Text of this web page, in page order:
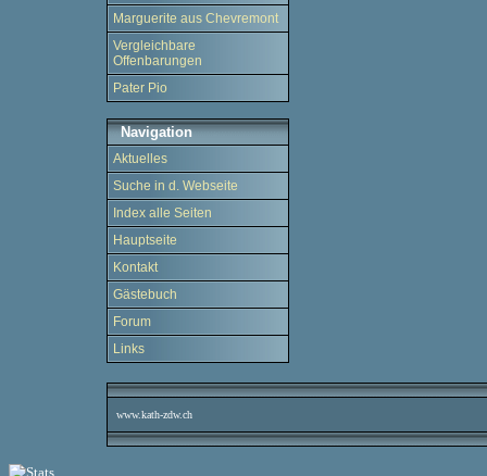
Marguerite aus Chevremont
Vergleichbare
Offenbarungen
Pater Pio
Navigation
Aktuelles
Suche in d. Webseite
Index alle Seiten
Hauptseite
Kontakt
Gästebuch
Forum
Links
www.kath-zdw.ch